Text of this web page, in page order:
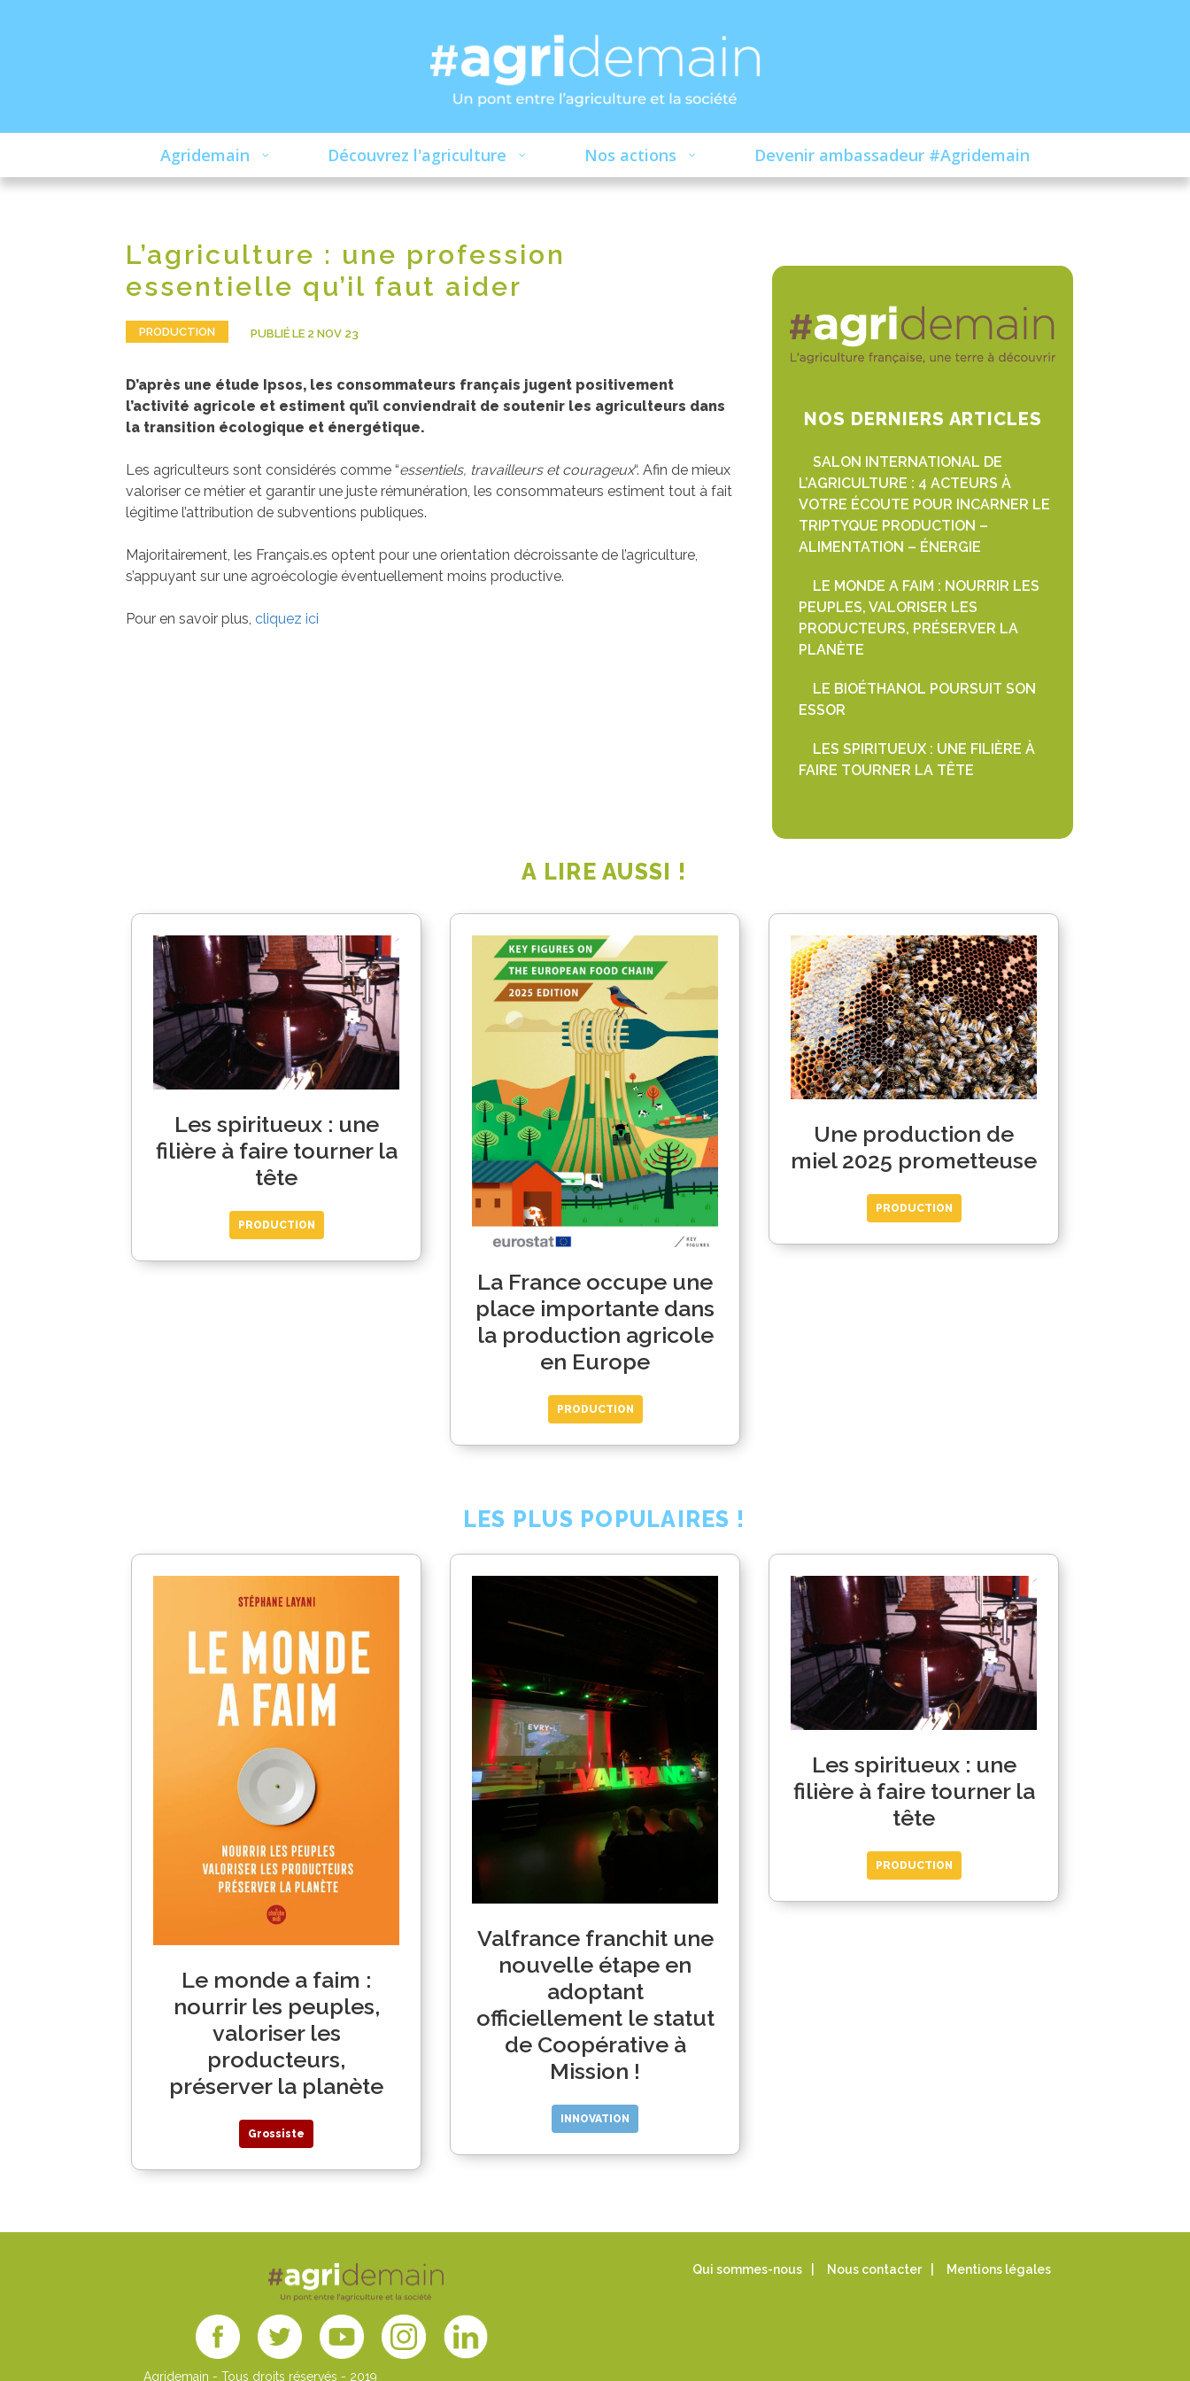
Agridemain Découvrez l'agriculture Nos actions Devenir ambassadeur #Agridemain
L’agriculture : une profession
essentielle qu’il faut aider
PRODUCTION PUBLIÉ LE 2 NOV 23
D’après une étude Ipsos, les consommateurs français jugent positivement
l’activité agricole et estiment qu’il conviendrait de soutenir les agriculteurs dans
la transition écologique et énergétique.
Les agriculteurs sont considérés comme “essentiels, travailleurs et courageux“. Afin de mieux
valoriser ce métier et garantir une juste rémunération, les consommateurs estiment tout à fait
légitime l’attribution de subventions publiques.
Majoritairement, les Français.es optent pour une orientation décroissante de l’agriculture,
s’appuyant sur une agroécologie éventuellement moins productive.
Pour en savoir plus, cliquez ici
NOS DERNIERS ARTICLES
SALON INTERNATIONAL DE
L’AGRICULTURE : 4 ACTEURS À
VOTRE ÉCOUTE POUR INCARNER LE
TRIPTYQUE PRODUCTION –
ALIMENTATION – ÉNERGIE
LE MONDE A FAIM : NOURRIR LES
PEUPLES, VALORISER LES
PRODUCTEURS, PRÉSERVER LA
PLANÈTE
LE BIOÉTHANOL POURSUIT SON
ESSOR
LES SPIRITUEUX : UNE FILIÈRE À
FAIRE TOURNER LA TÊTE
A LIRE AUSSI !
Les spiritueux : une
filière à faire tourner la
tête
PRODUCTION
La France occupe une
place importante dans
la production agricole
en Europe
PRODUCTION
Une production de
miel 2025 prometteuse
PRODUCTION
LES PLUS POPULAIRES !
Le monde a faim :
nourrir les peuples,
valoriser les
producteurs,
préserver la planète
Grossiste
Valfrance franchit une
nouvelle étape en
adoptant
officiellement le statut
de Coopérative à
Mission !
INNOVATION
Les spiritueux : une
filière à faire tourner la
tête
PRODUCTION
Agridemain - Tous droits réservés - 2019
Qui sommes-nous Nous contacter Mentions légales